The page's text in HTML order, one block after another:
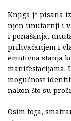
Knjiga je pisana
njen unutarnji i
i ponašanja,
prihvaćanjem i
emotivna stanja
manifestacijama.
mogućnost
nakon što su
Osim toga,